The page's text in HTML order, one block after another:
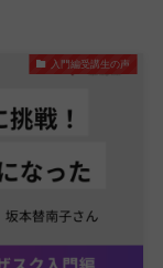
入門編受講生の声